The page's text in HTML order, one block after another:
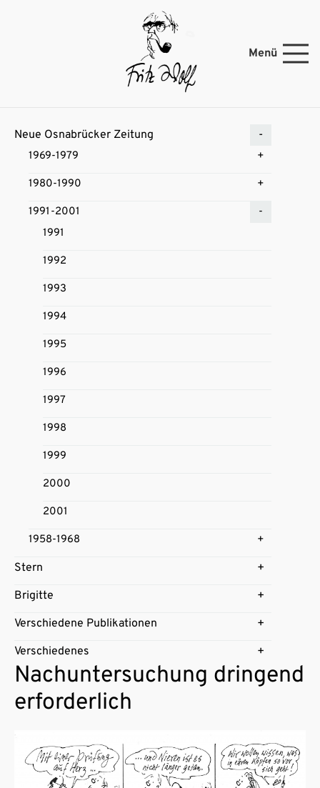
Menü
Neue Osnabrücker Zeitung
1969-1979
1980-1990
1991-2001
1991
1992
1993
1994
1995
1996
1997
1998
1999
2000
2001
1958-1968
Stern
Brigitte
Verschiedene Publikationen
Verschiedenes
Nachuntersuchung dringend
erforderlich